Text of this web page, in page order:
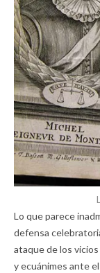
Lo que parece
defensa
ataque de los
y ecuánimes ante